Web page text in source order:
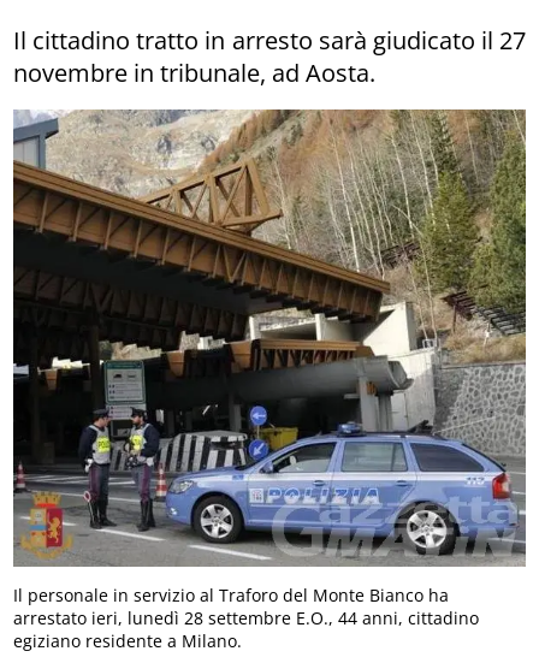
Il cittadino tratto in arresto sarà giudicato il 27
novembre in tribunale, ad Aosta.
Il personale in servizio al Traforo del Monte Bianco ha
arrestato ieri, lunedì 28 settembre E.O., 44 anni, cittadino
egiziano residente a Milano.